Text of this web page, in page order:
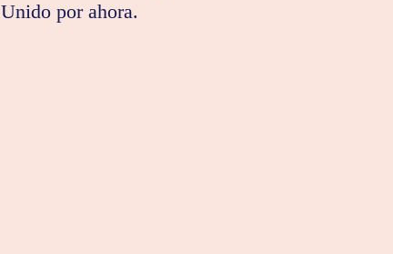
Unido por ahora.